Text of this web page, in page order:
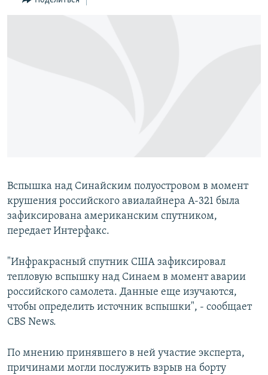
Все сайты Радио Азатутюн
Вспышка над Синайским полуостровом в момент
крушения российского авиалайнера А-321 была
зафиксирована американским спутником,
передает Интерфакс.
"Инфракрасный спутник США зафиксировал
тепловую вспышку над Синаем в момент аварии
российского самолета. Данные еще изучаются,
чтобы определить источник вспышки", - сообщает
CBS News.
По мнению принявшего в ней участие эксперта,
причинами могли послужить взрыв на борту